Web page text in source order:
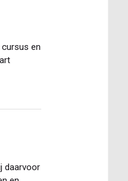
en
daarvoor